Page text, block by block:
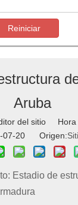
Reiniciar
Aruba
del sitio Hora
07-20 Origen:
Estadio de